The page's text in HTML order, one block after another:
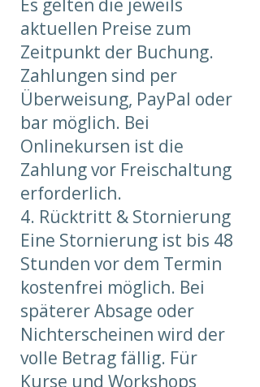
Es gelten die jeweils
aktuellen Preise zum
Zeitpunkt der Buchung.
Zahlungen sind per
Überweisung, PayPal oder
bar möglich. Bei
Onlinekursen ist die
Zahlung vor Freischaltung
erforderlich.
4. Rücktritt & Stornierung
Eine Stornierung ist bis 48
Stunden vor dem Termin
kostenfrei möglich. Bei
späterer Absage oder
Nichterscheinen wird der
volle Betrag fällig. Für
Kurse und Workshops